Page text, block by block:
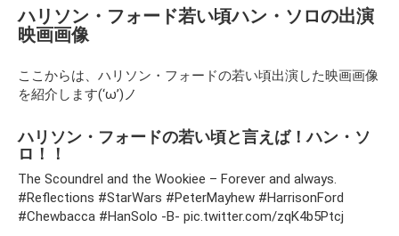
ハリソン・フォード若い頃ハン・ソロの出演
映画画像
ここからは、ハリソン・フォードの若い頃出演した映画画像
を紹介します(‘ω’)ノ
ハリソン・フォードの若い頃と言えば！ハン・ソ
ロ！！
The Scoundrel and the Wookiee – Forever and always.
#Reflections #StarWars #PeterMayhew #HarrisonFord
#Chewbacca #HanSolo -B- pic.twitter.com/zqK4b5Ptcj